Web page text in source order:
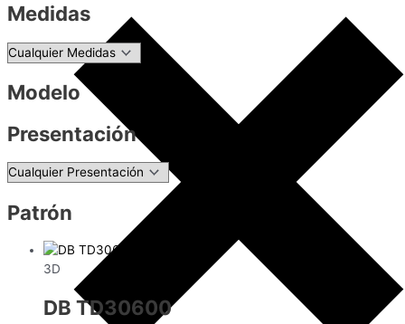
Medidas
Modelo
Presentación
Patrón
3D
DB TD30600